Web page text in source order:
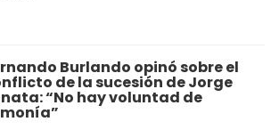
Burlando opinó sobre el
de la sucesión de Jorge
“No hay voluntad de